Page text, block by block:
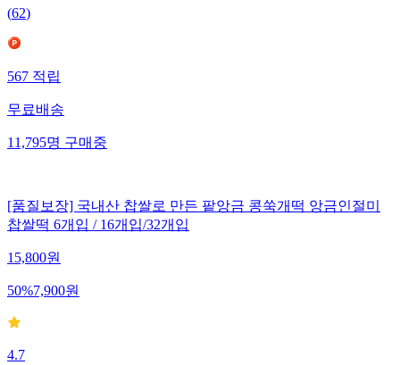
(62)
567 적립
무료배송
11,795명 구매중
[품질보장] 국내산 찹쌀로 만든 팥앙금 콩쑥개떡 앙금인절미
찹쌀떡 6개입 / 16개입/32개입
15,800원
50%7,900원
4.7